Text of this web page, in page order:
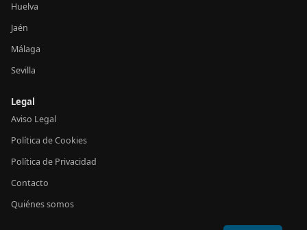
Huelva
Jaén
Málaga
Sevilla
Legal
Aviso Legal
Política de Cookies
Política de Privacidad
Contacto
Quiénes somos